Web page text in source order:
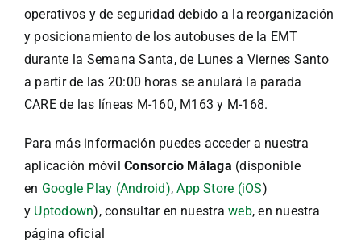
operativos y de seguridad debido a la reorganización
y posicionamiento de los autobuses de la EMT
durante la Semana Santa, de Lunes a Viernes Santo
a partir de las 20:00 horas se anulará la parada
CARE de las líneas M-160, M163 y M-168.
Para más información puedes acceder a nuestra
aplicación móvilConsorcio Málaga (disponible
en Google Play (Android),App Store (iOS)
y Uptodown), consultar en nuestraweb, en nuestra
página oficial